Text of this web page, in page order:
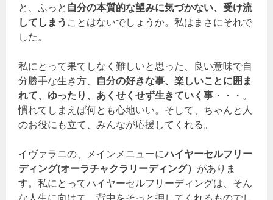
と、ふっと 自分の本質的な望みに気づかない、受け流
してしまう ことはないでしょうか。私はまさにそれで
した。
私にとって果てしなく難しいと思った、良い意味で自
分勝手な生き方、 自分の好きな事、楽しいことに囲ま
れて、ゆったり、あくせくせず生きていく事 ・・・。
慣れてしまえば何とも心地いい。そして、ちゃんと人
のお役にも立て、みんなが応援してくれる。
イヴァラニの、メインメニューにハイヤーセルフリー
ディング(オーラチャクラリーディング） がありま
す。私にとってハイヤーセルフリーディングは、そん